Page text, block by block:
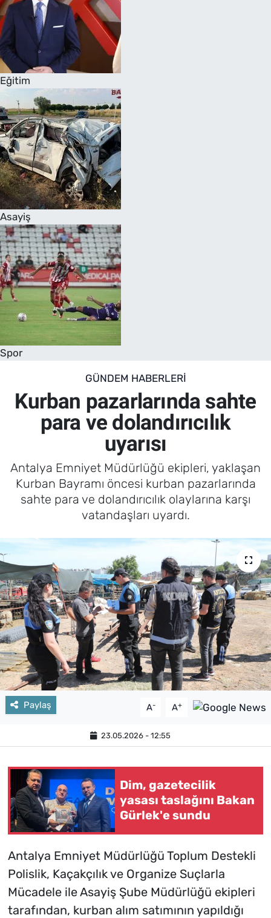
Eğitim
Asayiş
Spor
GÜNDEM HABERLERI
Kurban pazarlarında sahte
para ve dolandırıcılık
uyarısı
Antalya Emniyet Müdürlüğü ekipleri, yaklaşan
Kurban Bayramı öncesi kurban pazarlarında
sahte para ve dolandırıcılık olaylarına karşı
vatandaşları uyardı.
Paylaş A- A+
23.05.2026 - 12:55
Dim, gazetecilik
yasası taslağını Bakan
Gürlek'e sundu
Antalya Emniyet Müdürlüğü Toplum Destekli
Polislik, Kaçakçılık ve Organize Suçlarla
Mücadele ile Asayiş Şube Müdürlüğü ekipleri
tarafından, kurban alım satımının yapıldığı